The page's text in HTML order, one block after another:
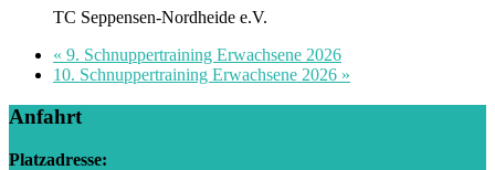
TC Seppensen-Nordheide e.V.
« 9. Schnuppertraining Erwachsene 2026
10. Schnuppertraining Erwachsene 2026 »
Anfahrt
Platzadresse: